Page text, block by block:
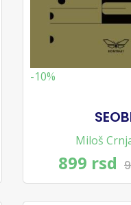
-10%
Miloš
899 rsd